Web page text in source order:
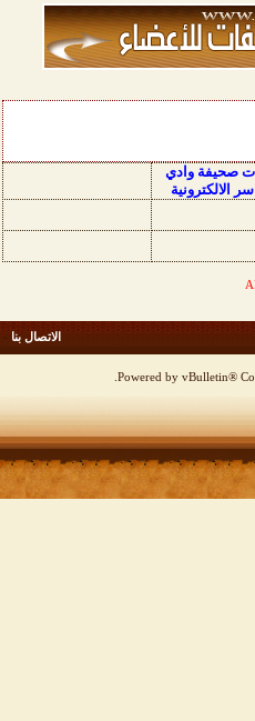
صحيفة وادي
الالكترونية
الاتصال بنا -
Powered by vBulletin®